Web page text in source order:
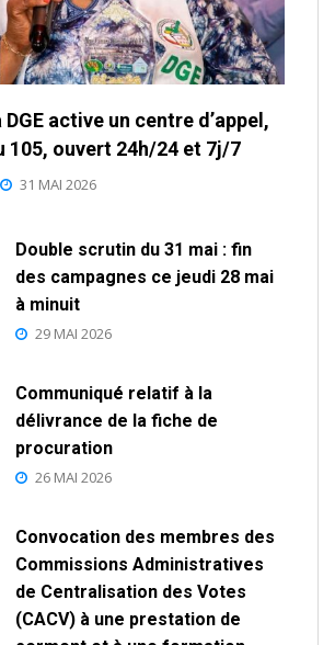
active un centre d’appel,
105, ouvert 24h/24 et 7j/7
31 MAI 2026
Double scrutin du 31 mai : fin
des campagnes ce jeudi 28 mai
à minuit
29 MAI 2026
Communiqué relatif à la
délivrance de la fiche de
procuration
26 MAI 2026
Convocation des membres des
Commissions Administratives
de Centralisation des Votes
(CACV) à une prestation de